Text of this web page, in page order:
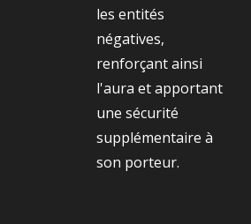
les entités
négatives,
renforçant ainsi
l'aura et apportant
une sécurité
supplémentaire à
son porteur.